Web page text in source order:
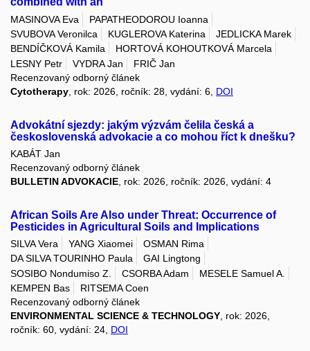
MASINOVA Eva
PAPATHEODOROU Ioanna
SVUBOVA Veronilca
KUGLEROVA Katerina
JEDLICKA Marek
BENDÍČKOVÁ Kamila
HORTOVÁ KOHOUTKOVÁ Marcela
LESNY Petr
VYDRA Jan
FRIČ Jan
Recenzovaný odborný článek
Cytotherapy , rok: 2026, ročník: 28, vydání: 6, DOI
Advokátní sjezdy: jakým výzvám čelila česká a
československá advokacie a co mohou říct k dnešku?
KABÁT Jan
Recenzovaný odborný článek
BULLETIN ADVOKACIE , rok: 2026, ročník: 2026, vydání: 4
African Soils Are Also under Threat: Occurrence of
Pesticides in Agricultural Soils and Implications
SILVA Vera YANG Xiaomei
OSMAN Rima
DA SILVA TOURINHO Paula
GAI Lingtong
SOSIBO Nondumiso Z.
CSORBA Adam
MESELE Samuel A.
KEMPEN Bas
RITSEMA Coen
Recenzovaný odborný článek
ENVIRONMENTAL SCIENCE & TECHNOLOGY , rok: 2026,
ročník: 60, vydání: 24, DOI